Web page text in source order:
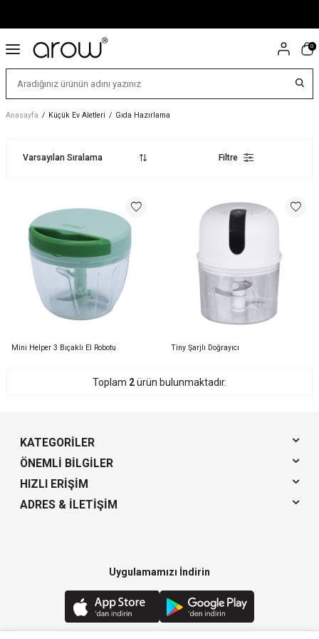
0
Anasayfa / Küçük Ev Aletleri / Gıda Hazırlama
Filtre
Mini Helper 3 Bıçaklı El Robotu Tiny Şarjlı Doğrayıcı
Toplam 2ürün bulunmaktadır.
KATEGORILER
ÖNEMLI BILGILER
HIZLI ERIŞIM
ADRES & İLETIŞIM
Uygulamamızı İndirin